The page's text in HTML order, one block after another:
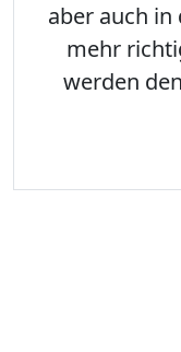
aber auch in
mehr
werden